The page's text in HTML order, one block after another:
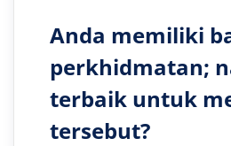
Anda memiliki
perkhidmatan;
terbaik untuk
tersebut?